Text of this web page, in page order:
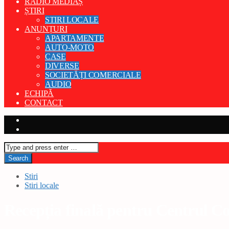
ȘTIRI
STIRI LOCALE
ANUNȚURI
APARTAMENTE
AUTO-MOTO
CASE
DIVERSE
SOCIETĂȚI COMERCIALE
AUDIO
ECHIPĂ
CONTACT
Stiri
Stiri locale